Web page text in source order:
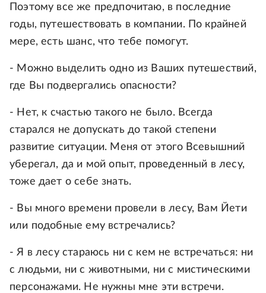
Поэтому все же предпочитаю, в последние
годы, путешествовать в компании. По крайней
мере, есть шанс, что тебе помогут.
- Можно выделить одно из Ваших путешествий,
где Вы подвергались опасности?
- Нет, к счастью такого не было. Всегда
старался не допускать до такой степени
развитие ситуации. Меня от этого Всевышний
уберегал, да и мой опыт, проведенный в лесу,
тоже дает о себе знать.
- Вы много времени провели в лесу, Вам Йети
или подобные ему встречались?
- Я в лесу стараюсь ни с кем не встречаться: ни
с людьми, ни с животными, ни с мистическими
персонажами. Не нужны мне эти встречи.